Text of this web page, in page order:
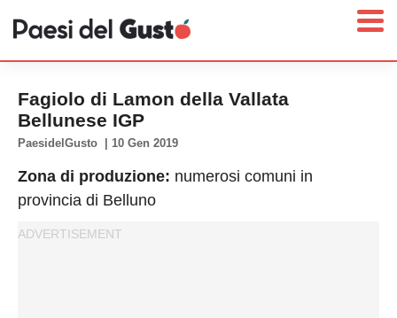
News
Interviste
Territori
Fagiolo di Lamon della Vallata
Bellunese IGP
PaesidelGusto 10 Gen 2019
Zona di produzione: numerosi comuni in
provincia di Belluno